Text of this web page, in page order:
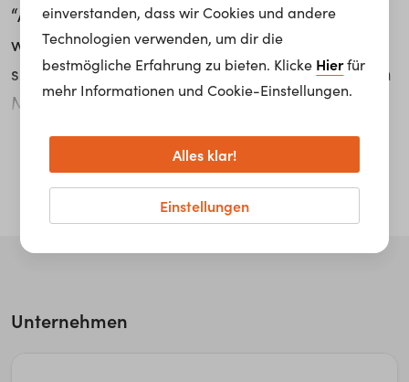
“Am meisten taugt mir an meinem Beruf,
wenn man dann die Früchte erntet und man
sieht, dass man etwas Gutes getan hat, einem
Menschen geholfen hat”, beschreibt Richard
Hennerbichler die schönsten Momente in
seinem Beruf als Kundenbetreuer bei der
Generali Gruppe Österreich. Die Betreuung
erfolgt sowohl im Büro als auch direkt beim
Kunden Zuhause: “In der Regel finden circa 3-
weiterlesen...
Unternehmen
einverstanden, dass wir Cookies und andere
Technologien verwenden, um dir die
bestmögliche Erfahrung zu bieten. Klicke Hierfür
mehr Informationen und Cookie-Einstellungen.
Einstellungen
Alles klar!